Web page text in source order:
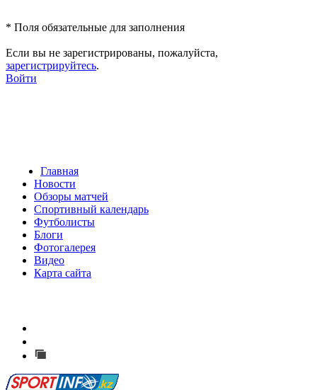
* Поля обязательные для заполнения
Если вы не зарегистрированы, пожалуйста,
зарегистрируйтесь.
Войти
Главная
Новости
Обзоры матчей
Спортивный календарь
Футболисты
Блоги
Фотогалерея
Видео
Карта сайта